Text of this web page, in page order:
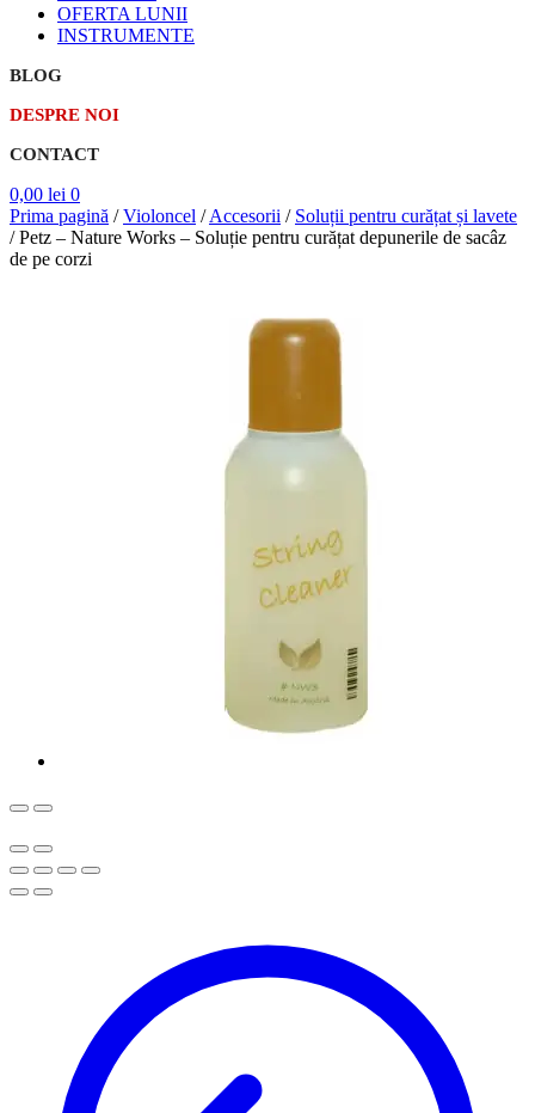
OFERTA LUNII
INSTRUMENTE
BLOG
DESPRE NOI
CONTACT
0,00 lei 0
Prima pagină /Violoncel /Accesorii / Soluții pentru curățat și lavete
/Petz – Nature Works – Soluție pentru curățat depunerile de sacâz
de pe corzi